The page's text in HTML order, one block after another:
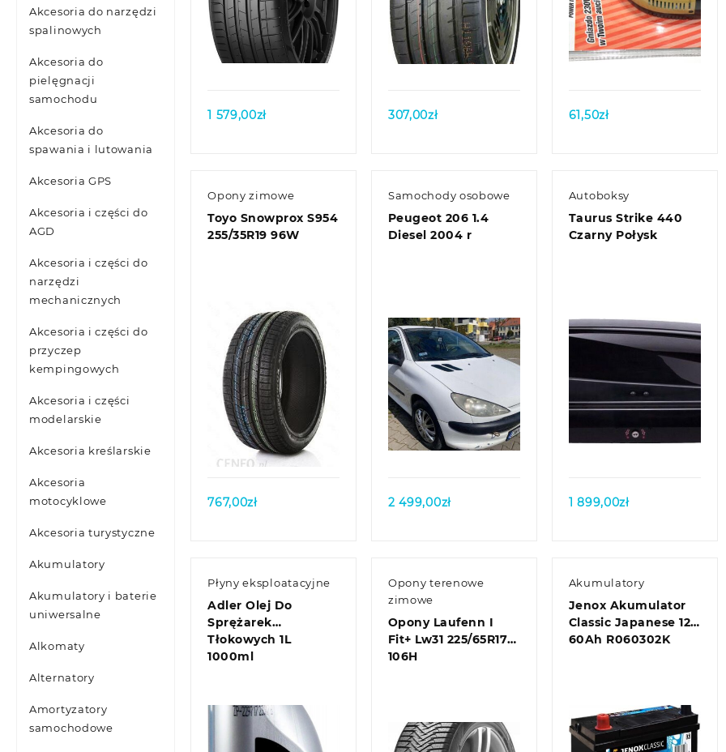
Akcesoria do narzędzi
spalinowych
Akcesoria do
pielęgnacji
samochodu
Akcesoria do
spawania i lutowania
Akcesoria GPS
Akcesoria i części do
AGD
Akcesoria i części do
narzędzi
mechanicznych
Akcesoria i części do
przyczep
kempingowych
Akcesoria i części
modelarskie
Akcesoria kreślarskie
Akcesoria
motocyklowe
Akcesoria turystyczne
Akumulatory
Akumulatory i baterie
uniwersalne
Alkomaty
Alternatory
Amortyzatory
samochodowe
Quick view
1 579,00zł
Quick view
307,00zł
Quick view
61,50zł
Opony zimowe
Toyo Snowprox S954
255/35R19 96W
Quick view
767,00zł
Samochody osobowe
Peugeot 206 1.4
Diesel 2004 r
Quick view
2 499,00zł
Autoboksy
Taurus Strike 440
Czarny Połysk
Quick view
1 899,00zł
Płyny eksploatacyjne
Adler Olej Do
Sprężarek
Tłokowych 1L
1000ml
Opony terenowe
zimowe
Opony Laufenn I
Fit+ Lw31 225/65R17
106H
Akumulatory
Jenox Akumulator
Classic Japanese 12V
60Ah R060302K